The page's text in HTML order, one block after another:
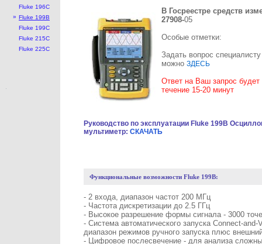
Fluke 196С
» Fluke 199B
Fluke 199С
Fluke 215С
Fluke 225С
В Госреестре средств
27908-05
Особые отметки:
Задать вопрос
можно ЗДЕСЬ
Ответ на Ваш запрос будет
течение 15-20 минут
Руководство по эксплуатации Fluke 199B
мультиметр: СКАЧАТЬ
Функциональные возможности Fluke 199B:
- 2 входа, диапазон частот 200 МГц
- Частота дискретизации до 2.5 ГГц
- Высокое разрешение формы сигнала - 3000
- Система автоматического запуска Connect-
диапазон режимов ручного запуска плюс
- Цифровое послесвечение - для анализа